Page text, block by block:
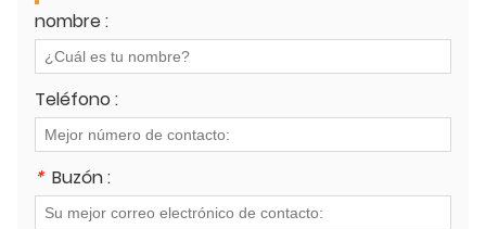
nombre :
Teléfono :
* Buzón :